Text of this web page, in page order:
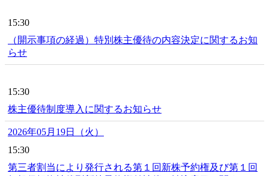
15:30
（開示事項の経過）特別株主優待の内容決定に関するお知
らせ
15:30
株主優待制度導入に関するお知らせ
2026年05月19日（火）
15:30
第三者割当により発行される第１回新株予約権及び第１回